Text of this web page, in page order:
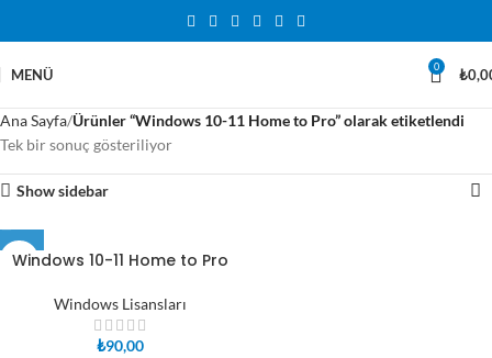
MENÜ 0 ₺
Ana Sayfa Ürünler “Windows 10-11 Home to Pro” olarak etiketlendi
Tek bir sonuç gösteriliyor
Show sidebar
Windows 10-11 Home to Pro
Windows Lisansları
₺90,00